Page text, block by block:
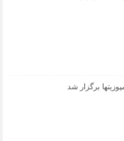
برگزار شد